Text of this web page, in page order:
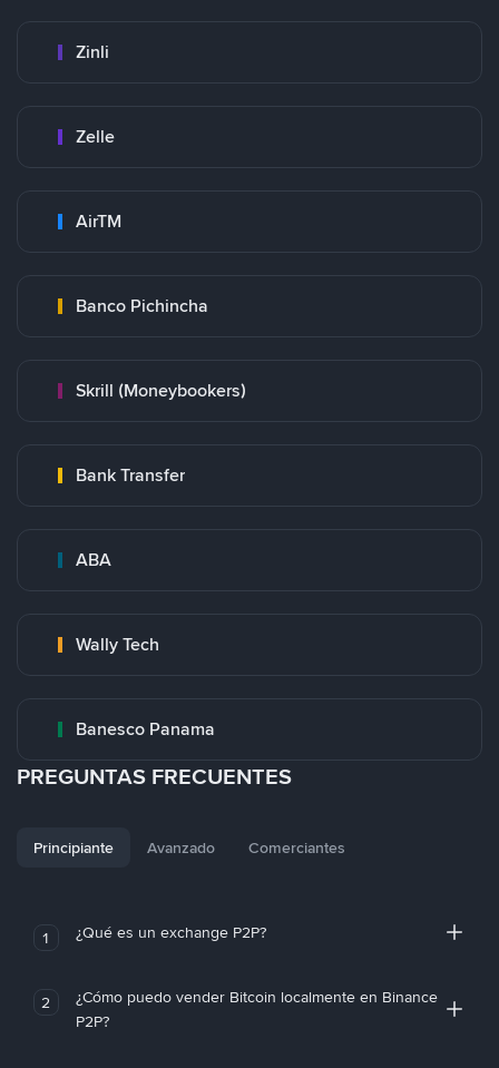
Zinli
Zelle
AirTM
Banco Pichincha
Skrill (Moneybookers)
Bank Transfer
ABA
Wally Tech
Banesco Panama
PREGUNTAS FRECUENTES
Principiante Avanzado Comerciantes
1 ¿Qué es un exchange P2P?
2
¿Cómo puedo vender Bitcoin localmente en Binance
P2P?